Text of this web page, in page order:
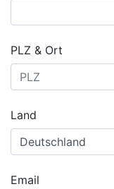
PLZ & Ort
Land
Email